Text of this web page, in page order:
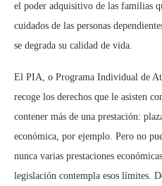
el poder adquisitivo de las familias
cuidados de las personas
se degrada su calidad de vida.
El PIA, o Programa Individual de
recoge los derechos que le asisten
contener más de una prestación:
económica, por ejemplo. Pero no
nunca varias prestaciones
legislación contempla esos límites.